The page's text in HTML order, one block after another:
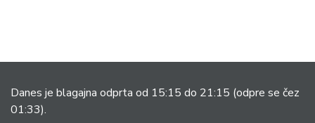
Danes je blagajna odprta od 15:15 do 21:15 (odpre se čez
01:33).